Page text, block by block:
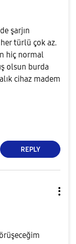
şarjın
türlü çok az.
hiç normal
olsun burda
cihaz madem
REPLY